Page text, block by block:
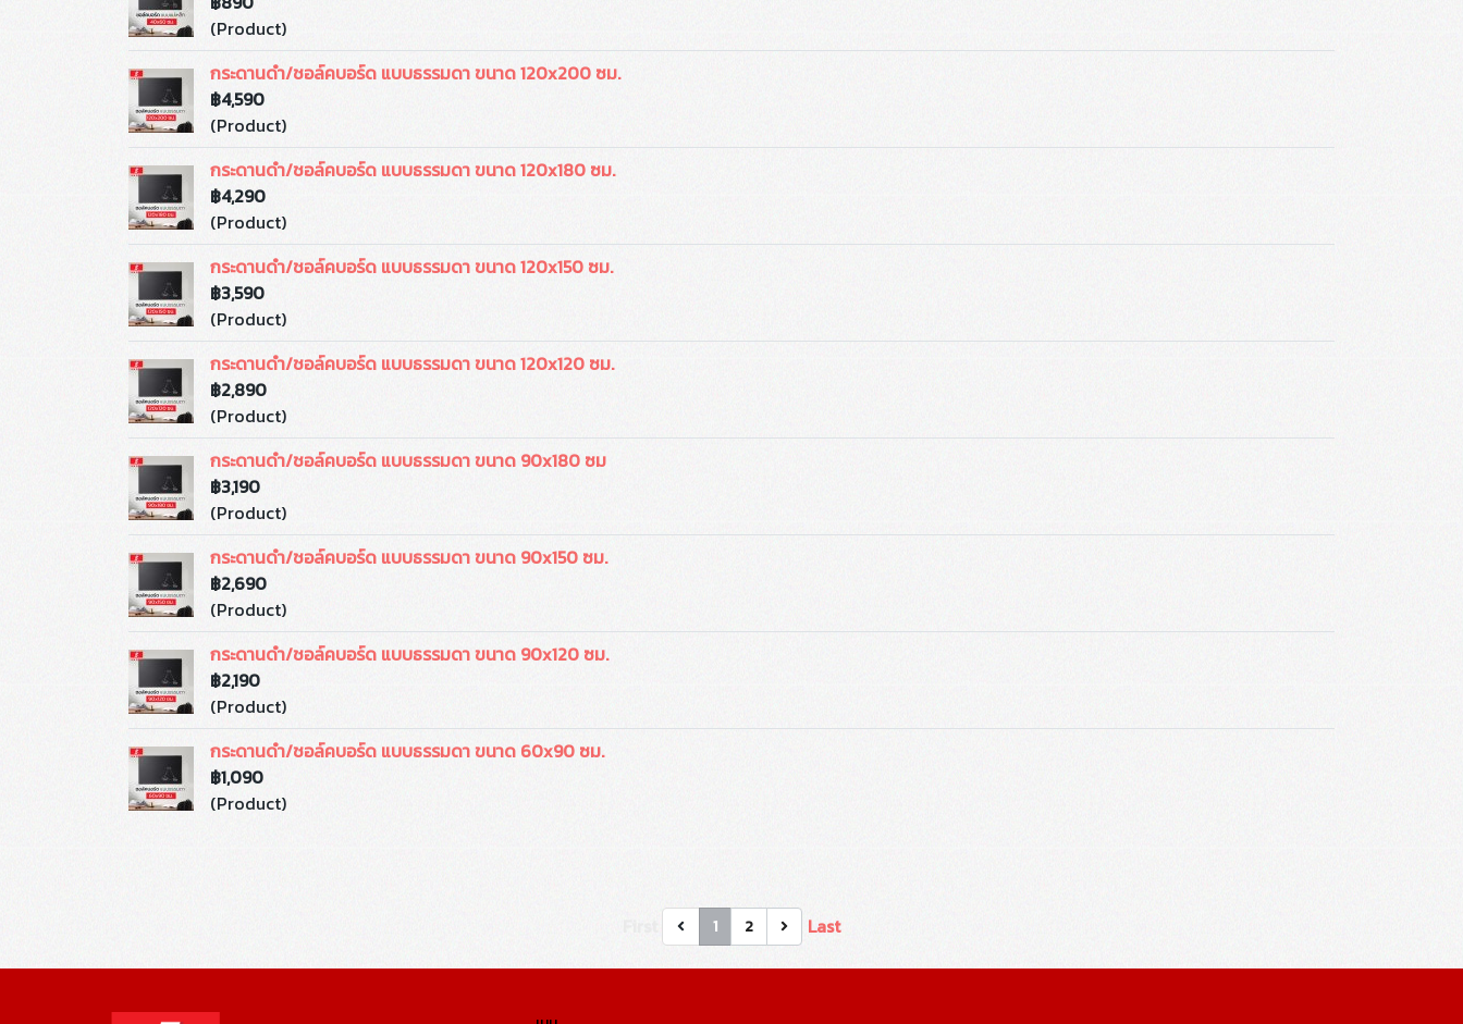
(Product)
กระดานดำ/ชอล์คบอร์ด แบบธรรมดา ขนาด 120x200 ซม.
฿4,590
(Product)
กระดานดำ/ชอล์คบอร์ด แบบธรรมดา ขนาด 120x180 ซม.
฿4,290
(Product)
กระดานดำ/ชอล์คบอร์ด แบบธรรมดา ขนาด 120x150 ซม.
฿3,590
(Product)
กระดานดำ/ชอล์คบอร์ด แบบธรรมดา ขนาด 120x120 ซม.
฿2,890
(Product)
กระดานดำ/ชอล์คบอร์ด แบบธรรมดา ขนาด 90x180 ซม
฿3,190
(Product)
กระดานดำ/ชอล์คบอร์ด แบบธรรมดา ขนาด 90x150 ซม.
฿2,690
(Product)
กระดานดำ/ชอล์คบอร์ด แบบธรรมดา ขนาด 90x120 ซม.
฿2,190
(Product)
กระดานดำ/ชอล์คบอร์ด แบบธรรมดา ขนาด 60x90 ซม.
฿1,090
(Product)
1 2 Last